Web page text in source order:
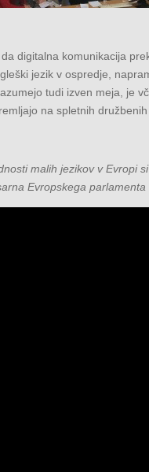
digitalna komunikacija
jezik v ospredje,
tudi izven meja, je
na spletnih družbenih
malih jezikov v Evropi
Evropskega parlamenta